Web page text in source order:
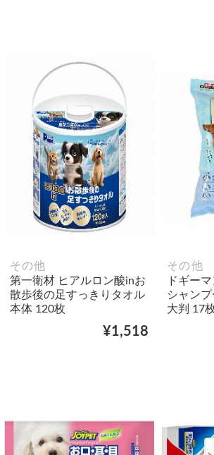
その他
第一衛材 ヒアルロン酸inお
散歩後の足すっきりタオル
本体 120枚
¥1,518
その他
ドギー
シャン
大判 17